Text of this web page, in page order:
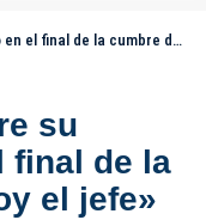
la cumbre del G7: «Soy el jefe»
su
final de la
el jefe»